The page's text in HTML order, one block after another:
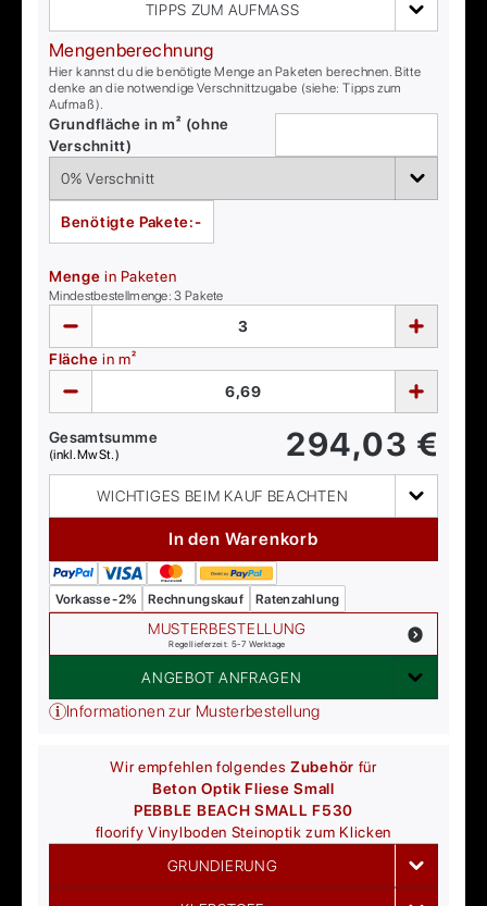
TIPPS ZUM AUFMASS
Mengenberechnung
Hier kannst du die benötigte Menge an Paketen berechnen. Bitte
denke an die notwendige Verschnittzugabe (siehe: Tipps zum
Aufmaß).
Grundfläche in m² (ohne
Verschnitt)
Benötigte Pakete:-
Menge in Paketen
Mindestbestellmenge:3 Pakete
Fläche in m²
Gesamtsumme
(inkl. MwSt.) 294,03 €
WICHTIGES BEIM KAUF BEACHTEN
In den Warenkorb
Vorkasse -2% Rechnungskauf Ratenzahlung
MUSTERBESTELLUNG
Regellieferzeit: 5-7 Werktage
ANGEBOT ANFRAGEN
Informationen zur Musterbestellung
Wir empfehlen folgendesZubehör für
Beton Optik Fliese Small
PEBBLE BEACH SMALL F530
floorify Vinylboden Steinoptik zum Klicken
GRUNDIERUNG